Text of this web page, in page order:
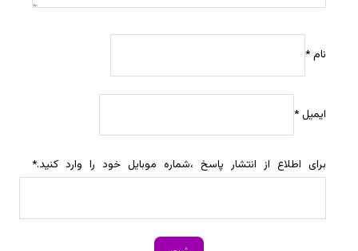
نام*
ایمیل*
برای اطلاع از انتشار پاسخ ،شماره موبایل خود را وارد کنید.*